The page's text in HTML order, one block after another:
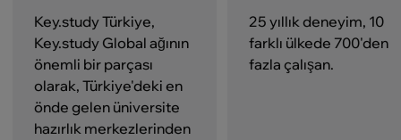
Öğrenim Ücretleri
Manitoba Üniversitesi’nde öğrenim ücretleri, dünyanın
dört bir yanından öğrenci çeken bir etken olarak öne
çıkmaktadır. Akademik yıl başına ortalama maliyet
17.200 ila 30.000 dolar arasında değişmektedir. Toplam
Key.study Türkiye,
Key.study Global ağının
önemli bir parçası
olarak, Türkiye'deki en
önde gelen üniversite
hazırlık merkezlerinden
25 yıllık deneyim, 10
farklı ülkede 700'den
fazla çalışan.